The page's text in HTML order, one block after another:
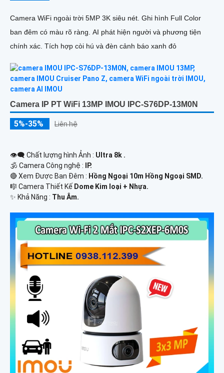
Camera WiFi ngoài trời 5MP 3K siêu nét. Ghi hình Full Color
ban đêm có màu rõ ràng. AI phát hiện người và phương tiện
chính xác. Tích hợp còi hú và đèn cảnh báo xanh đỏ
Camera IP PT WiFi 13MP IMOU IPC-S76DP-13M0N
5%-35% Liên hệ
👁️‍🗨 Chất lượng hình Ảnh : Ultra 8k .
🕉️ Camera Công nghệ :
IP.
🔴 Xem Được Ban Đêm : Hồng Ngoại 10m Hồng Ngoại SMD.
🎼️ Camera Thiết Kế Dome Kim loại + Nhựa.
️✨ Khả Năng : Thu Âm.